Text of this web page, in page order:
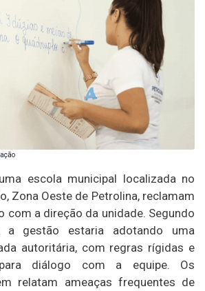
escola municipal localizada no
Zona Oeste de Petrolina, reclamam
com a direção da unidade. Segundo
a gestão estaria adotando uma
autoritária, com regras rígidas e
diálogo com a equipe. Os
relatam ameaças frequentes de